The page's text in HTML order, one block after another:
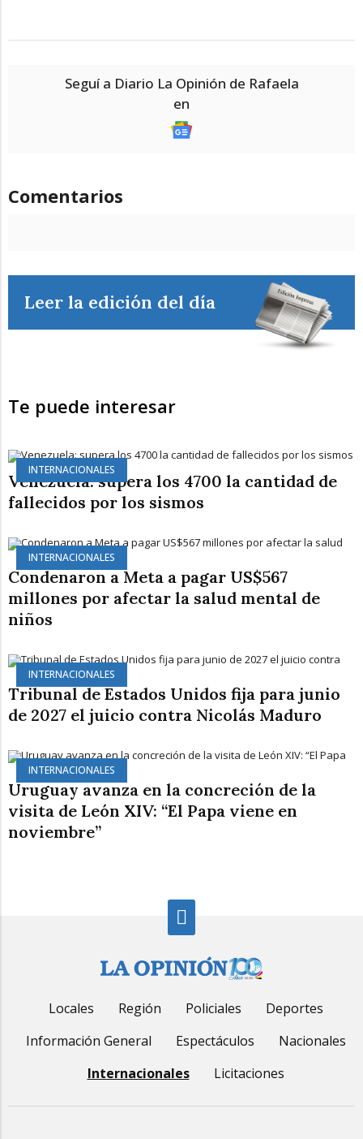
Seguí a Diario La Opinión de Rafaela
en
Comentarios
Leer la edición del día
Te puede interesar
INTERNACIONALES
Venezuela: supera los 4700 la cantidad de
fallecidos por los sismos
INTERNACIONALES
Condenaron a Meta a pagar US$567
millones por afectar la salud mental de
niños
INTERNACIONALES
Tribunal de Estados Unidos fija para junio
de 2027 el juicio contra Nicolás Maduro
INTERNACIONALES
Uruguay avanza en la concreción de la
visita de León XIV: “El Papa viene en
noviembre”
Locales Región Policiales
Deportes
Información General
Espectáculos
Nacionales
Internacionales
Licitaciones